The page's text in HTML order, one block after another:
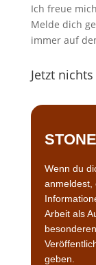
Ich freue
Melde dich
immer auf
Jetzt
Wenn du
anmeldest,
Arbeit als
geben.